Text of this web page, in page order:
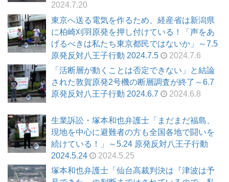
2024.7.20
東京へ送る電気を作るため、経産省は新潟県
に柏崎刈羽原発を押し付けている！「声をあ
げるべきは私たち東京都民ではないか」～7.5
原発反対八王子行動 2024.7.5
2024.7.6
「活断層が動くことは否定できない」と結論
された敦賀原発2号機の断層調査が終了～6.7
原発反対八王子行動 2024.6.7
2024.6.8
生業訴訟・塚本和也弁護士「まだまだ福島、
現地を中心に避難者の方も全国各地で闘いを
続けている！」～5.24 原発反対八王子行動
2024.5.24
2024.5.25
塚本和也弁護士「仙台高裁判決は『津波は予